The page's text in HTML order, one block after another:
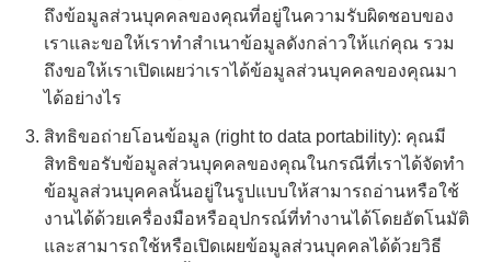
ถึงข้อมูลส่วนบุคคลของคุณที่อยู่ในความรับผิดชอบของ
เราและขอให้เราทำสำเนาข้อมูลดังกล่าวให้แก่คุณ รวม
ถึงขอให้เราเปิดเผยว่าเราได้ข้อมูลส่วนบุคคลของคุณมา
ได้อย่างไร
สิทธิขอถ่ายโอนข้อมูล (right to data portability): คุณมี
สิทธิขอรับข้อมูลส่วนบุคคลของคุณในกรณีที่เราได้จัดทำ
ข้อมูลส่วนบุคคลนั้นอยู่ในรูปแบบให้สามารถอ่านหรือใช้
งานได้ด้วยเครื่องมือหรืออุปกรณ์ที่ทำงานได้โดยอัตโนมัติ
และสามารถใช้หรือเปิดเผยข้อมูลส่วนบุคคลได้ด้วยวิธี